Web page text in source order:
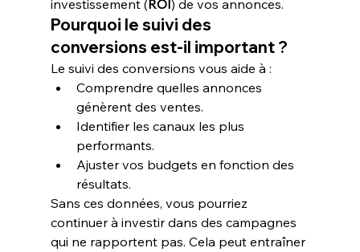
investissement (ROI) de vos annonces.
Pourquoi le suivi des
conversions est-il important ?
Le suivi des conversions vous aide à :
Comprendre quelles annonces
génèrent des ventes.
Identifier les canaux les plus
performants.
Ajuster vos budgets en fonction des
résultats.
Sans ces données, vous pourriez
continuer à investir dans des campagnes
qui ne rapportent pas. Cela peut entraîner